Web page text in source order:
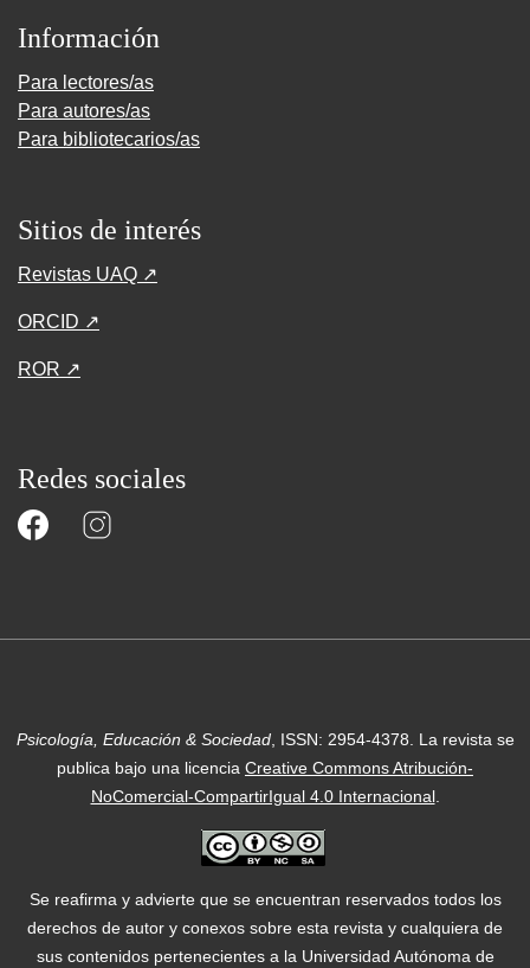
Información
Para lectores/as
Para autores/as
Para bibliotecarios/as
Sitios de interés
Revistas UAQ ↗
ORCID ↗
ROR ↗
Redes sociales
Psicología, Educación & Sociedad, ISSN: 2954-4378. La revista se
publica bajo una licencia Creative Commons Atribución-
NoComercial-CompartirIgual 4.0 Internacional.
Se reafirma y advierte que se encuentran reservados todos los
derechos de autor y conexos sobre esta revista y cualquiera de
sus contenidos pertenecientes a la Universidad Autónoma de